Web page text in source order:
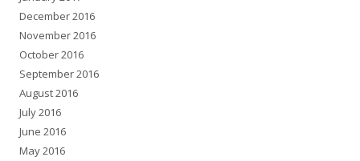
December 2016
November 2016
October 2016
September 2016
August 2016
July 2016
June 2016
May 2016